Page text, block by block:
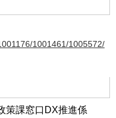
1001461/1005572/
策課窓口DX推進係